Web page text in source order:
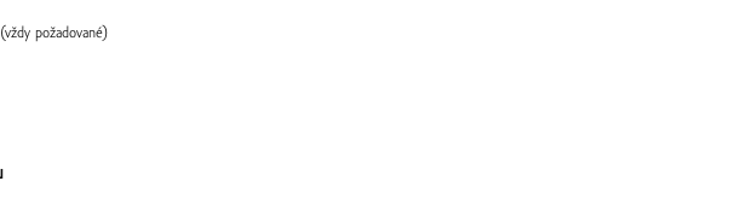
s jahodami, 100 g
(vždy požadované)